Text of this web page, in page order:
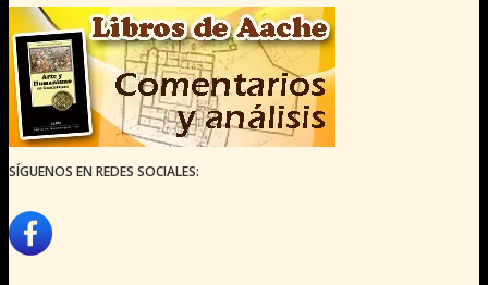
SÍGUENOS EN REDES SOCIALES: